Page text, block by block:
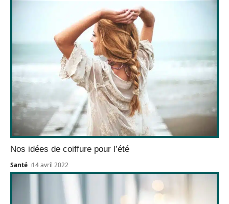
Nos idées de coiffure pour l’été
Santé 14 avril 2022